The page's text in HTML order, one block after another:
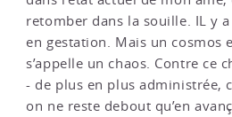
retomber dans la souille. IL y
en gestation. Mais un cosmos
s’appelle un chaos. Contre ce
- de plus en plus administrée,
on ne reste debout qu’en